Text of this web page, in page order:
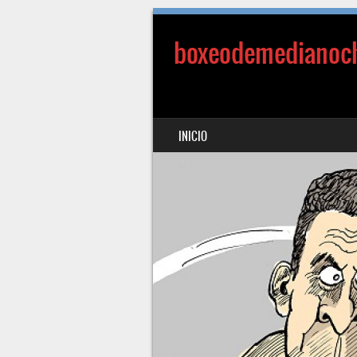
MENÚ
SALTAR AL CONTENIDO
INICIO